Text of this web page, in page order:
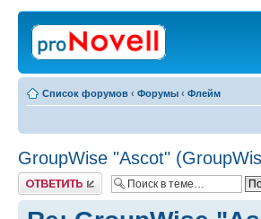
Список форумов ‹ Форумы ‹ Флейм
GroupWise "Ascot"
Ответить